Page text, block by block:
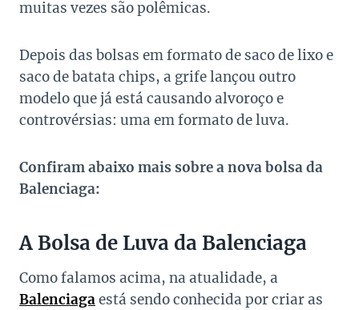
muitas vezes são polêmicas.
Depois das bolsas em formato de saco de lixo e
saco de batata chips, a grife lançou outro
modelo que já está causando alvoroço e
controvérsias: uma em formato de luva.
Confiram abaixo mais sobre a nova bolsa da
Balenciaga:
A Bolsa de Luva da Balenciaga
Como falamos acima, na atualidade, a
Balenciagaestá sendo conhecida por criar as